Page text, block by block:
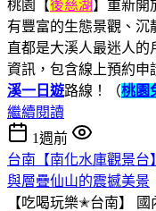
桃園【後慈湖 】重新開
有豐富的生態景觀、
直都是大溪人最迷人的
資訊，包含線上預約申
溪一日遊路線！（桃園
繼續閱讀
1週前
台南【南化水庫觀景台
與層疊仙山的震撼美景
【吃喝玩樂✭台南】
國